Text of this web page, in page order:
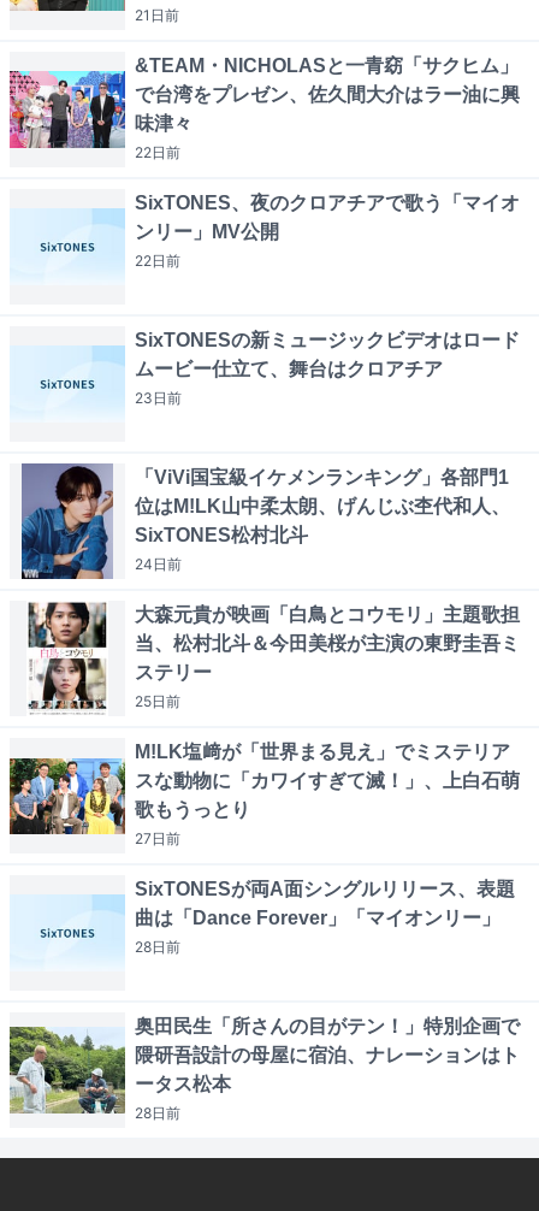
21日前
&TEAM・NICHOLASと一青窈「サクヒム」
で台湾をプレゼン、佐久間大介はラー油に興
味津々
22日前
SixTONES、夜のクロアチアで歌う「マイオ
ンリー」MV公開
22日前
SixTONESの新ミュージックビデオはロード
ムービー仕立て、舞台はクロアチア
23日前
「ViVi国宝級イケメンランキング」各部門1
位はM!LK山中柔太朗、げんじぶ杢代和人、
SixTONES松村北斗
24日前
大森元貴が映画「白鳥とコウモリ」主題歌担
当、松村北斗＆今田美桜が主演の東野圭吾ミ
ステリー
25日前
M!LK塩﨑が「世界まる見え」でミステリア
スな動物に「カワイすぎて滅！」、上白石萌
歌もうっとり
27日前
SixTONESが両A面シングルリリース、表題
曲は「Dance Forever」「マイオンリー」
28日前
奥田民生「所さんの目がテン！」特別企画で
隈研吾設計の母屋に宿泊、ナレーションはト
ータス松本
28日前